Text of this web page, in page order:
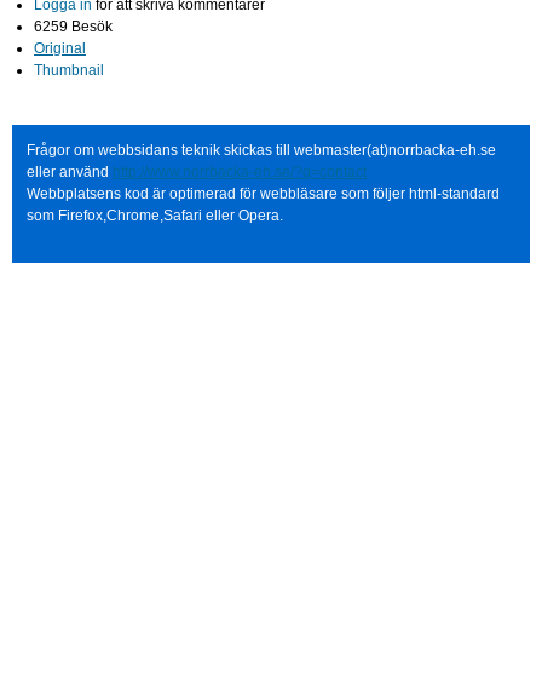
Logga in för att skriva kommentarer
6259 Besök
Original
Thumbnail
Frågor om webbsidans teknik skickas till webmaster(at)norrbacka-eh.se
eller använd http://www.norrbacka-eh.se/?q=contact
Webbplatsens kod är optimerad för webbläsare som följer html-standard
som Firefox,Chrome,Safari eller Opera.